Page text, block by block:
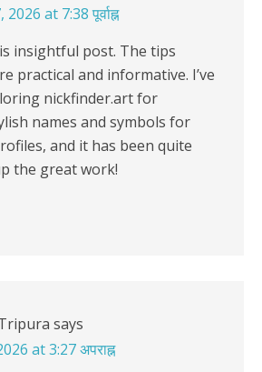
at 7:38 पूर्वाह्न
insightful post. The tips
practical and informative. I’ve
nickfinder.art for
names and symbols for
and it has been quite
the great work!
says
at 3:27 अपराह्न